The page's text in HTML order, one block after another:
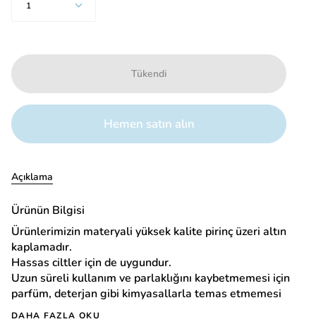
1
Tükendi
Hemen satın alın
Açıklama
Ürünün Bilgisi
Ürünlerimizin materyali yüksek kalite pirinç üzeri altın
kaplamadır.
Hassas ciltler için de uygundur.
Uzun süreli kullanım ve parlaklığını kaybetmemesi için
parfüm, deterjan gibi kimyasallarla temas etmemesi
DAHA FAZLA OKU